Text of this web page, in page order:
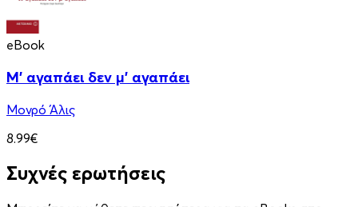
eBook
Μ' αγαπάει δεν μ' αγαπάει
Μονρό Άλις
8.99€
Συχνές ερωτήσεις